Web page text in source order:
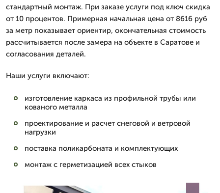
стандартный монтаж. При заказе услуги под ключ скидка
от 10 процентов. Примерная начальная цена от 8616 руб
за метр показывает ориентир, окончательная стоимость
рассчитывается после замера на объекте в Саратове и
согласования деталей.
Наши услуги включают:
изготовление каркаса из профильной трубы или
кованого металла
проектирование и расчет снеговой и ветровой
нагрузки
поставка поликарбоната и комплектующих
монтаж с герметизацией всех стыков